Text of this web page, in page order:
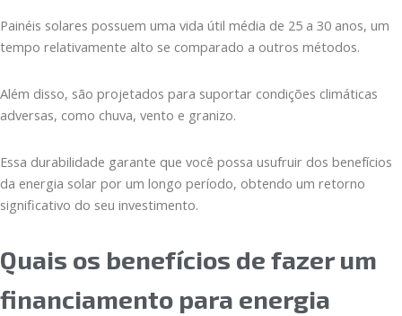
Painéis solares possuem uma vida útil média de 25 a 30 anos, um
tempo relativamente alto se comparado a outros métodos.
Além disso, são projetados para suportar condições climáticas
adversas, como chuva, vento e granizo.
Essa durabilidade garante que você possa usufruir dos benefícios
da energia solar por um longo período, obtendo um retorno
significativo do seu investimento.
Quais os benefícios de fazer um
financiamento para energia